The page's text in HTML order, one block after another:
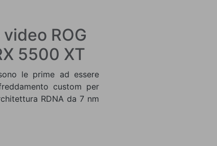
ROG
5500 XT
le prime ad essere
custom per
RDNA da 7 nm